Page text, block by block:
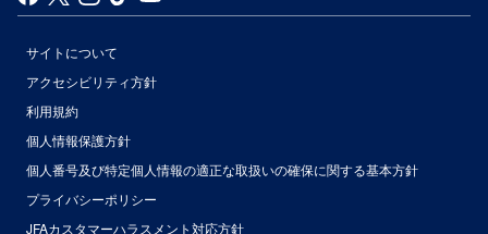
サイトについて
アクセシビリティ方針
利用規約
個人情報保護方針
個人番号及び特定個人情報の適正な取扱いの確保に関する基本方針
プライバシーポリシー
JFAカスタマーハラスメント対応方針